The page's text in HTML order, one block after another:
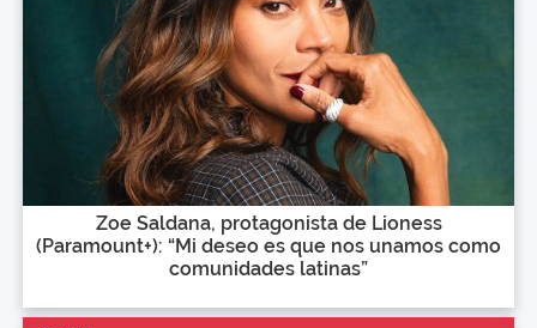
Zoe Saldana, protagonista de Lioness
(Paramount+): “Mi deseo es que nos unamos como
comunidades latinas”